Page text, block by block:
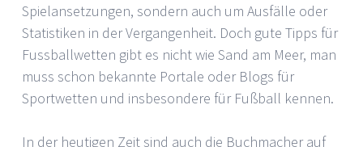
Spielansetzungen, sondern auch um Ausfälle oder
Statistiken in der Vergangenheit. Doch gute Tipps für
Fussballwetten gibt es nicht wie Sand am Meer, man
muss schon bekannte Portale oder Blogs für
Sportwetten und insbesondere für Fußball kennen.
In der heutigen Zeit sind auch die Buchmacher auf